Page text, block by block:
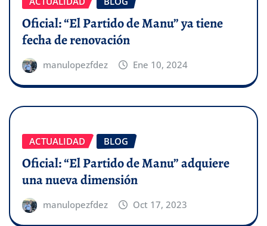
Oficial: “El Partido de Manu” ya tiene
fecha de renovación
manulopezfdez Ene 10, 2024
ACTUALIDAD BLOG
Oficial: “El Partido de Manu” adquiere
una nueva dimensión
manulopezfdez Oct 17, 2023